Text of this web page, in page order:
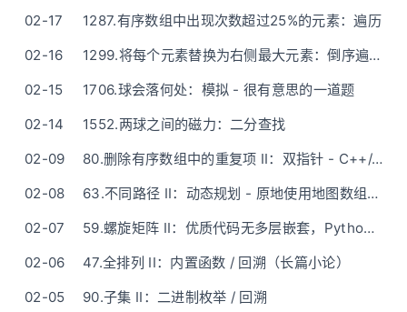
02-17
1287.有序数组中出现次数超过25%的元素：遍历
02-16
1299.将每个元素替换为右侧最大元素：倒序遍历，维护最大值，原地修改
02-15
1706.球会落何处：模拟 - 很有意思的一道题
02-14
1552.两球之间的磁力：二分查找
02-09
80.删除有序数组中的重复项 II：双指针 - C++/Java5 行版
02-08
63.不同路径 II：动态规划 - 原地使用地图数组，几乎无额外空间开销
02-07
59.螺旋矩阵 II：优质代码无多层嵌套，Python主程序11行解决
02-06
47.全排列 II：内置函数 / 回溯（长篇小论）
02-05
90.子集 II：二进制枚举 / 回溯